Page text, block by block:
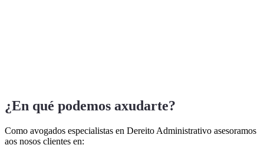
¿En qué podemos axudarte?
Como avogados especialistas en Dereito Administrativo asesoramos
aos nosos clientes en: